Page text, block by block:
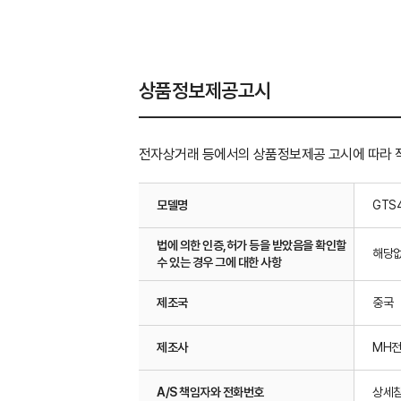
상품정보제공고시
전자상거래 등에서의 상품정보제공 고시에 따라
모델명
법에 의한 인증,허가 등을 받았음을 확인할
수 있는 경우 그에 대한 사항
해당
제조국 중국
제조사 MH
A/S 책임자와 전화번호 상세